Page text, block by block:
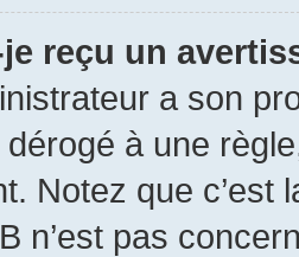
reçu un
a son
à une
Notez que c’est
n’est pas